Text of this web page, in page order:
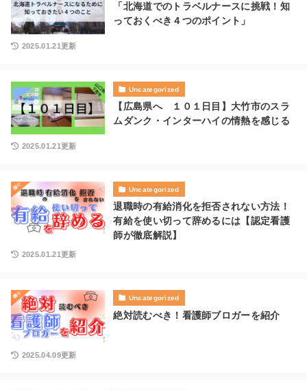
「北海道でのトラベルナースに挑戦！知
っておくべき４つのポイント」
2025.01.21更新
Uncategorized
【広島県へ １０１日目】大竹市のスラ
ムダンク・インターハイの情熱を感じる
2025.01.21更新
Uncategorized
退職時の有給消化を拒否されない方法！
有給を使い切って辞めるには【認定看護
師が徹底解説】
2025.01.21更新
Uncategorized
絶対読むべき！看護師ブロガーを紹介
2025.04.09更新